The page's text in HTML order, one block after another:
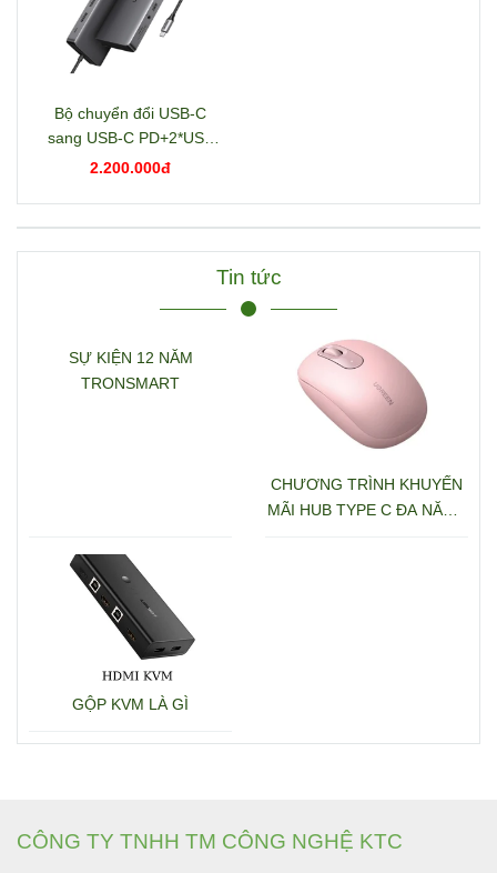
Bộ chuyển đổi USB-C
sang USB-C PD+2*USB
3.2+USB-C 3.2+2*USB
D/TF+3.5mm hỗ trợ 4K
Ugreen 15978 CM681
2.200.000đ
Tin tức
SỰ KIỆN 12 NĂM
TRONSMART
CHƯƠNG TRÌNH KHUYẾN
MÃI HUB TYPE C ĐA NĂNG
GỘP KVM LÀ GÌ
CÔNG TY TNHH TM CÔNG NGHỆ KTC